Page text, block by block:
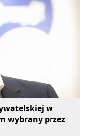
w
wybrany przez